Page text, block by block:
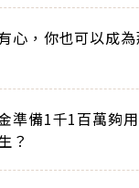
心，你也可以成
準備1千1百萬夠
？